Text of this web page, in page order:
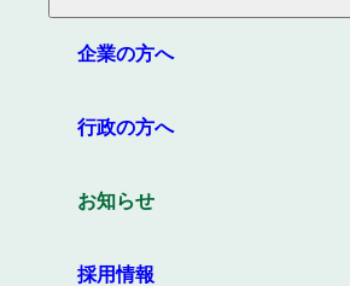
役員紹介
沿革
所在地
プロダクト
企業の方へ
行政の方へ
お知らせ
採用情報